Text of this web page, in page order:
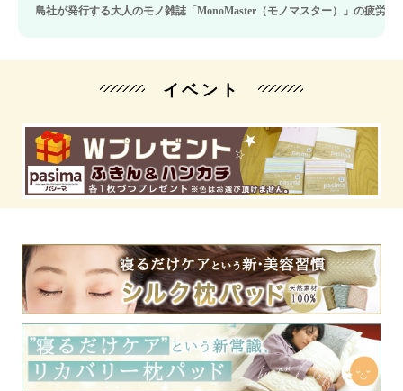
が発行する大人のモノ雑誌「MonoMaster（モノマスター）」の疲労回復・睡眠
イベント